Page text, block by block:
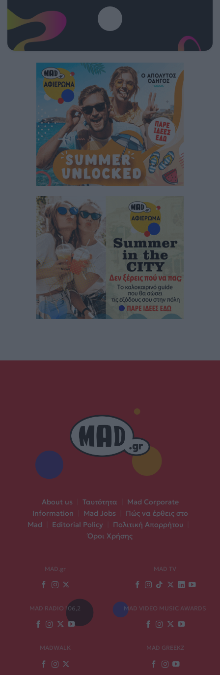
About us Ταυτότητα
Mad Corporate
Information
Mad Jobs
Πώς να έρθεις στο
Mad
Editorial Policy Πολιτική Απορρήτου
Όροι Χρήσης
MAD.gr MAD TV
MAD RADIO 106,2 MAD VIDEO MUSIC AWARDS
MADWALK MAD GREEKZ